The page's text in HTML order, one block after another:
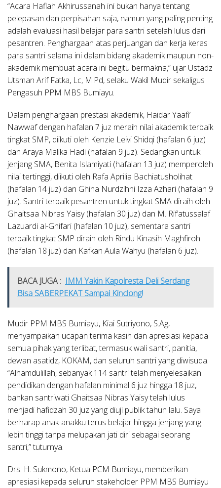
“Acara Haflah Akhirussanah ini bukan hanya tentang
pelepasan dan perpisahan saja, namun yang paling penting
adalah evaluasi hasil belajar para santri setelah lulus dari
pesantren. Penghargaan atas perjuangan dan kerja keras
para santri selama ini dalam bidang akademik maupun non-
akademik membuat acara ini begitu bermakna,” ujar Ustadz
Utsman Arif Fatka, Lc, M.Pd, selaku Wakil Mudir sekaligus
Pengasuh PPM MBS Bumiayu.
Dalam penghargaan prestasi akademik, Haidar Yaafi’
Nawwaf dengan hafalan 7 juz meraih nilai akademik terbaik
tingkat SMP, diikuti oleh Kenzie Leivi Shidqi (hafalan 6 juz)
dan Araya Malika Hadi (hafalan 9 juz). Sedangkan untuk
jenjang SMA, Benita Islamiyati (hafalan 13 juz) memperoleh
nilai tertinggi, diikuti oleh Rafa Aprilia Bachiatusholihat
(hafalan 14 juz) dan Ghina Nurdzihni Izza Azhari (hafalan 9
juz). Santri terbaik pesantren untuk tingkat SMA diraih oleh
Ghaitsaa Nibras Yaisy (hafalan 30 juz) dan M. Rif’atussalaf
Lazuardi al-Ghifari (hafalan 10 juz), sementara santri
terbaik tingkat SMP diraih oleh Rindu Kinasih Maghfiroh
(hafalan 18 juz) dan Kafkan Aula Wahyu (hafalan 6 juz).
BACA JUGA : IMM Yakin Kapolresta Deli Serdang
Bisa SABERPEKAT Sampai Kinclong!
Mudir PPM MBS Bumiayu, Kiai Sutriyono, S.Ag,
menyampaikan ucapan terima kasih dan apresiasi kepada
semua pihak yang terlibat, termasuk wali santri, panitia,
dewan asatidz, KOKAM, dan seluruh santri yang diwisuda.
“Alhamdulillah, sebanyak 114 santri telah menyelesaikan
pendidikan dengan hafalan minimal 6 juz hingga 18 juz,
bahkan santriwati Ghaitsaa Nibras Yaisy telah lulus
menjadi hafidzah 30 juz yang diuji publik tahun lalu. Saya
berharap anak-anakku terus belajar hingga jenjang yang
lebih tinggi tanpa melupakan jati diri sebagai seorang
santri,” tuturnya.
Drs. H. Sukmono, Ketua PCM Bumiayu, memberikan
apresiasi kepada seluruh stakeholder PPM MBS Bumiayu